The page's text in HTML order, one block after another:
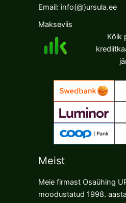
Email: info(@)ursula.ee
Makseviis
Kõik
Meist
Meie firmast Osaühing
moodustatud 1998.